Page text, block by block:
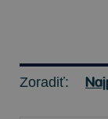
Zoradiť: